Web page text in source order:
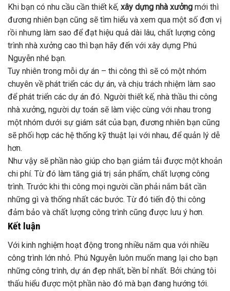
Khi bạn có nhu cầu cần thiết kế, xây dựng nhà xưởng mới thì
đương nhiên bạn cũng sẽ tìm hiểu và xem qua một số đơn vị
rồi nhưng làm sao để đạt hiệu quả dài lâu, chất lượng công
trình nhà xưởng cao thì bạn hãy đến với xây dựng Phú
Nguyễn nhé bạn.
Tuy nhiên trong mỗi dự án – thi công thì sẽ có một nhóm
chuyên về phát triển các dự án, và chịu trách nhiệm làm sao
để phát triển các dự án đó. Người thiết kế, nhà thầu thi công
nhà xưởng, người dự toán sẽ làm việc cùng với nhau trong
một nhóm dưới sự giám sát của bạn, đương nhiên bạn cũng
sẽ phối hợp các hệ thống kỹ thuật lại với nhau, để quản lý dễ
hơn.
Như vậy sẽ phần nào giúp cho bạn giảm tải được một khoản
chi phí. Từ đó làm tăng giá trị sản phẩm, chất lượng công
trình. Trước khi thi công mọi người cần phải nắm bắt cần
những gì và thống nhất các bước. Từ đó tiến độ thi công
đảm bảo và chất lượng công trình cũng được lưu ý hơn.
Kết luận
Với kinh nghiệm hoạt động trong nhiều năm qua với nhiều
công trình lớn nhỏ. Phú Nguyễn luôn muốn mang lại cho bạn
những công trình, dự án đẹp nhất, bền bỉ nhất. Bởi chúng tôi
thấu hiểu được một phần nào đó mà bạn đang hướng tới.